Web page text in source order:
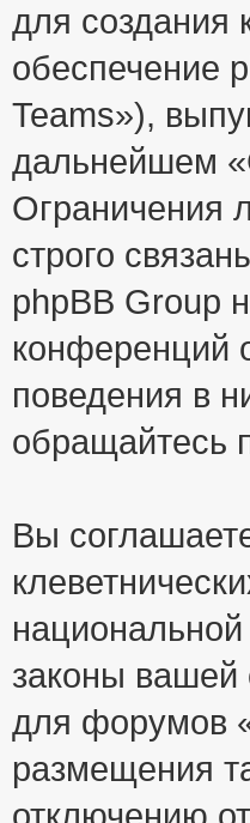
для создания
обеспечение
Teams»),
дальнейшем
Ограничения
строго
phpBB Group
конференций
поведения в
обращайтесь
Вы
законы вашей
для форумов
размещения